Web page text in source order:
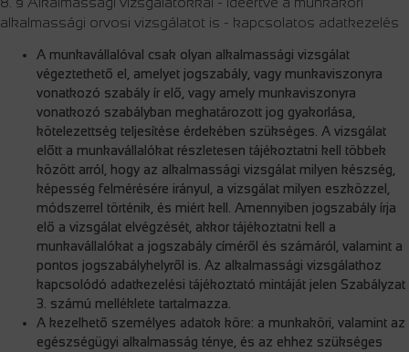
alkalmassági orvosi vizsgálatot is - kapcsolatos adatkezelés
A munkavállalóval csak olyan alkalmassági vizsgálat
végeztethető el, amelyet jogszabály, vagy munkaviszonyra
vonatkozó szabály ír elő, vagy amely munkaviszonyra
vonatkozó szabályban meghatározott jog gyakorlása,
kötelezettség teljesítése érdekében szükséges. A vizsgálat
előtt a munkavállalókat részletesen tájékoztatni kell többek
között arról, hogy az alkalmassági vizsgálat milyen készség,
képesség felmérésére irányul, a vizsgálat milyen eszközzel,
módszerrel történik, és miért kell. Amennyiben jogszabály írja
elő a vizsgálat elvégzését, akkor tájékoztatni kell a
munkavállalókat a jogszabály címéről és számáról, valamint a
pontos jogszabályhelyről is. Az alkalmassági vizsgálathoz
kapcsolódó adatkezelési tájékoztató mintáját jelen Szabályzat
3. számú melléklete tartalmazza.
A kezelhető személyes adatok köre: a munkaköri, valamint az
egészségügyi alkalmasság ténye, és az ehhez szükséges